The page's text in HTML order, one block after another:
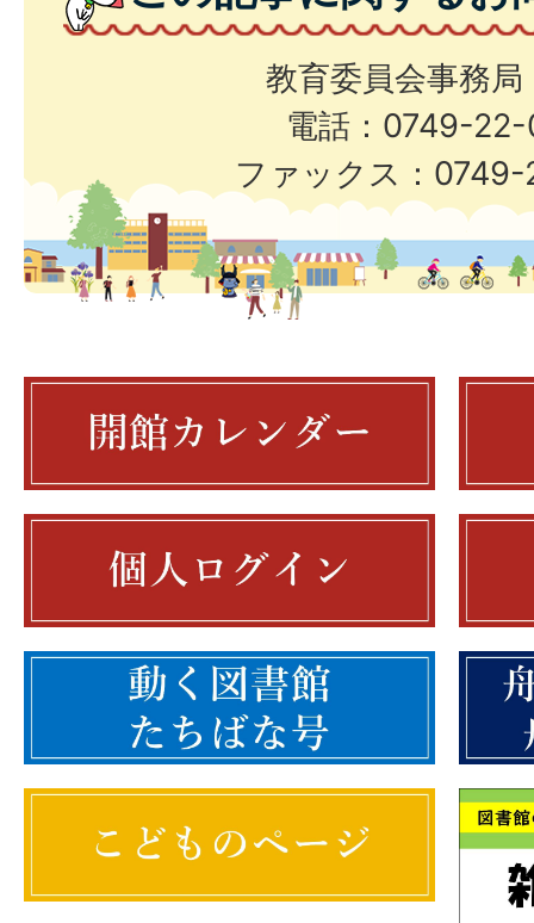
教育委員会事務局
電話：0749-
ファックス：